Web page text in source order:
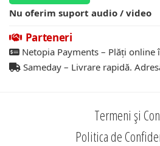
Nu oferim suport audio / video
Parteneri
Netopia Payments – Plăți online
Sameday – Livrare rapidă.
Termeni și
Politica de